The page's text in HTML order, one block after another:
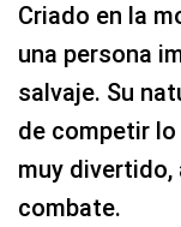
Criado en la
una persona
salvaje. Su
de competir
muy divertido,
combate.